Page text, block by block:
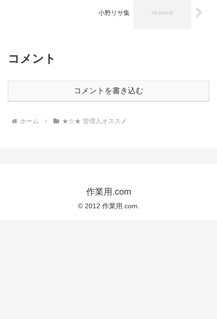
小野リサ集
コメント
コメントを書き込む
ホーム ★☆★ 管理人オススメ
作業用.com
© 2012 作業用.com.